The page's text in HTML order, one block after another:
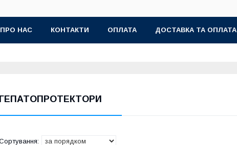
ПРО НАС КОНТАКТИ ОПЛАТА ДОСТАВКА ТА ОПЛАТА
ГЕПАТОПРОТЕКТОРИ